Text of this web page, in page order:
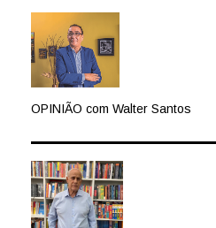
OPINIÃO com Walter Santos